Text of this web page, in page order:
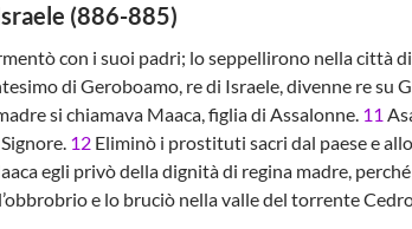
(886-885)
con i suoi padri; lo seppellirono nella città
di Geroboamo, re di Israele, divenne re su
si chiamava Maaca, figlia di Assalonne. 11
12 Eliminò i prostituti sacri dal paese e
egli privò della dignità di regina madre,
e lo bruciò nella valle del torrente